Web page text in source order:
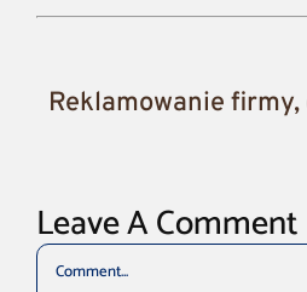
Reklamowanie
Leave A Comment
Comment